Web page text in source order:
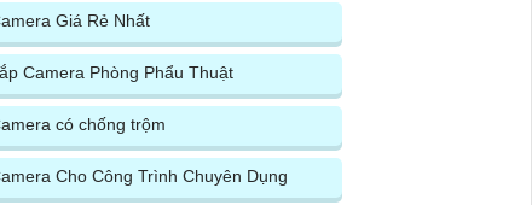
Giá Rẻ Nhất
Camera Phòng Phẩu Thuật
có chống trộm
Cho Công Trình Chuyên Dụng